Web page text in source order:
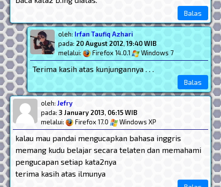
Balas
oleh: Irfan Taufiq Azhari
pada: 20 August 2012,19:40 WIB
melalui:
Firefox 14.0.1 Windows 7
Terima kasih atas kunjungannya . . .
Balas
oleh: Jefry
pada: 3 January 2013, 06:15 WIB
melalui:
Firefox 17.0 Windows XP
kalau mau pandai mengucapkan bahasa inggris
memang kudu belajar secara telaten dan memahami
pengucapan setiap kata2nya
terima kasih atas ilmunya